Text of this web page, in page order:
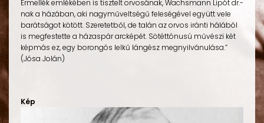
Érmellék emlékében is tisztelt orvosának, Wachsmann Lipót dr.-
nak a házában, aki nagyműveltségű feleségével együtt vele
barátságot kötött. Szeretetből, de talán az orvos iránti hálából
is megfestette a házaspár arcképét. Sötéttónusú művészi két
képmás ez, egy borongós lelkű lángész megnyilvánulása.”
(Jósa Jolán)
Kép